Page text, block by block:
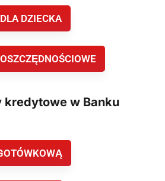
DZIECKA
kredytowe w Banku